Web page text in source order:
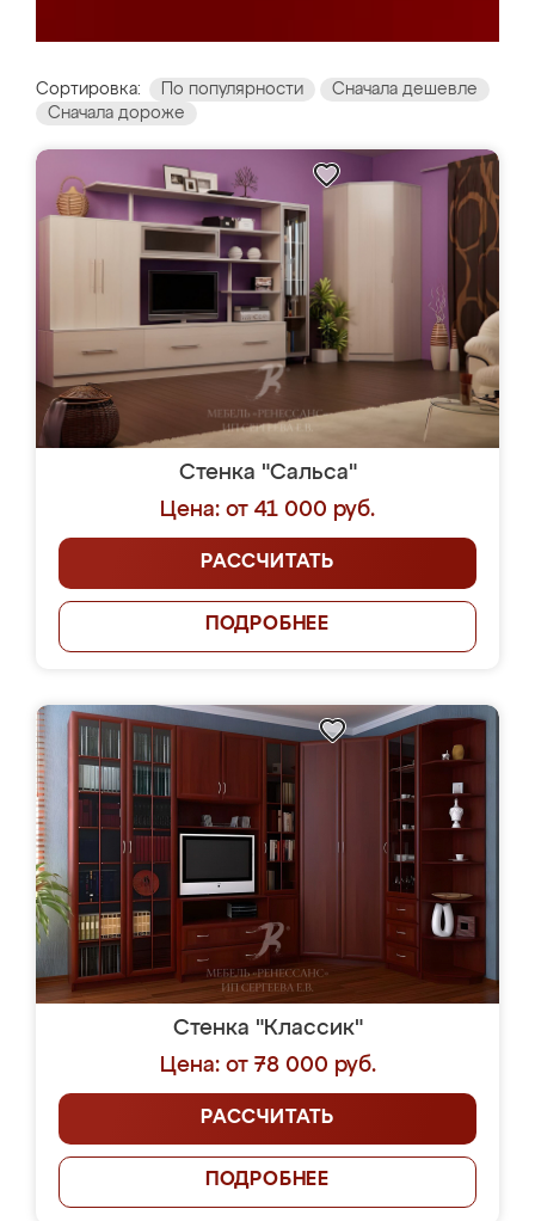
Сортировка: По популярности
Сначала дешевле
Сначала дороже
Стенка "Сальса"
Цена: от 41 000 руб.
РАССЧИТАТЬ
ПОДРОБНЕЕ
Стенка "Классик"
Цена: от 78 000 руб.
РАССЧИТАТЬ
ПОДРОБНЕЕ